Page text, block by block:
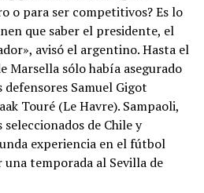
o para ser competitivos? Es lo
que saber el presidente, el
avisó el argentino. Hasta el
Marsella sólo había asegurado
Samuel Gigot
Touré (Le Havre). Sampaoli,
seleccionados de Chile y
experiencia en el fútbol
temporada al Sevilla de